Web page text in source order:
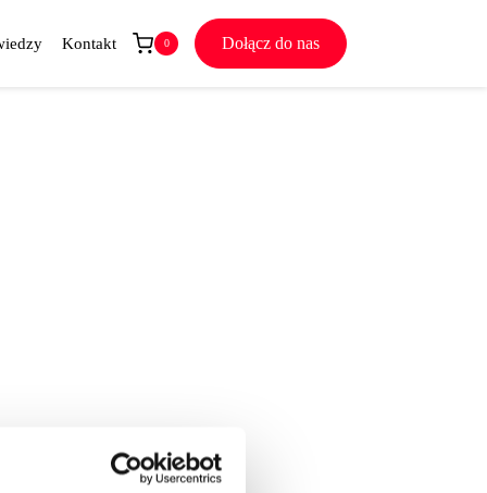
Kontakt 0 Dołącz do nas